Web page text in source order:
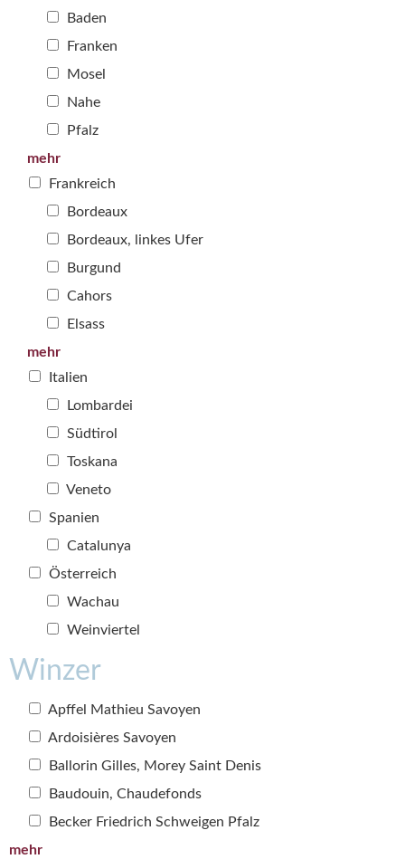
Baden
Franken
Mosel
Nahe
Pfalz
mehr
Frankreich
Bordeaux
Bordeaux, linkes Ufer
Burgund
Cahors
Elsass
mehr
Italien
Lombardei
Südtirol
Toskana
Veneto
Spanien
Catalunya
Österreich
Wachau
Weinviertel
Winzer
Apffel Mathieu Savoyen
Ardoisières Savoyen
Ballorin Gilles, Morey Saint Denis
Baudouin, Chaudefonds
Becker Friedrich Schweigen Pfalz
mehr